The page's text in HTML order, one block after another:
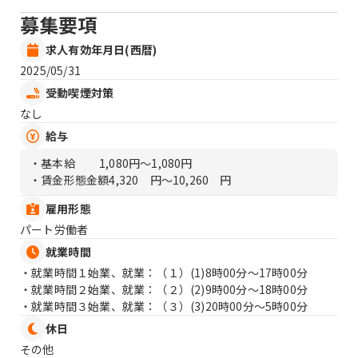
募集要項
求人有効年月日(西暦)
2025/05/31
受動喫煙対策
なし
給与
・基本給
1,080円〜1,080円
・賃金形態金額4,320 円〜10,260 円
雇用形態
パート労働者
就業時間
・就業時間１始業、就業：（１） (1)8時00分〜17時00分
・就業時間２始業、就業：（２） (2)9時00分〜18時00分
・就業時間３始業、就業：（３） (3)20時00分〜5時00分
休日
その他